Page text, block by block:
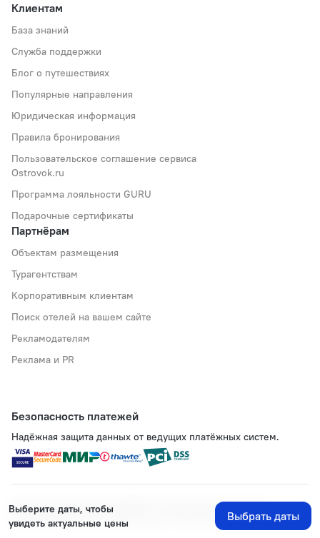
Выберите даты, чтобы
увидеть актуальные цены
Выбрать даты
Клиентам
База знаний
Служба поддержки
Блог о путешествиях
Популярные направления
Юридическая информация
Правила бронирования
Пользовательское соглашение сервиса
Ostrovok.ru
Программа лояльности GURU
Подарочные сертификаты
Партнёрам
Объектам размещения
Турагентствам
Корпоративным клиентам
Поиск отелей на вашем сайте
Рекламодателям
Реклама и PR
Безопасность платежей
Надёжная защита данных от ведущих платёжных систем.
Политика хранения и обработки персональных данных
Применяются рекомендательные технологии